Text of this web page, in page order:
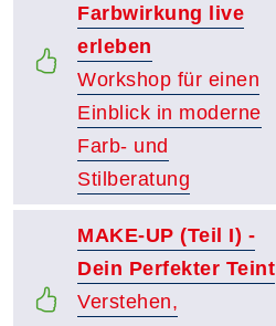
Farbwirkung live
erleben
Workshop für einen
Einblick in moderne
Farb- und
Stilberatung
MAKE-UP (Teil I) -
Dein Perfekter Teint
Verstehen,